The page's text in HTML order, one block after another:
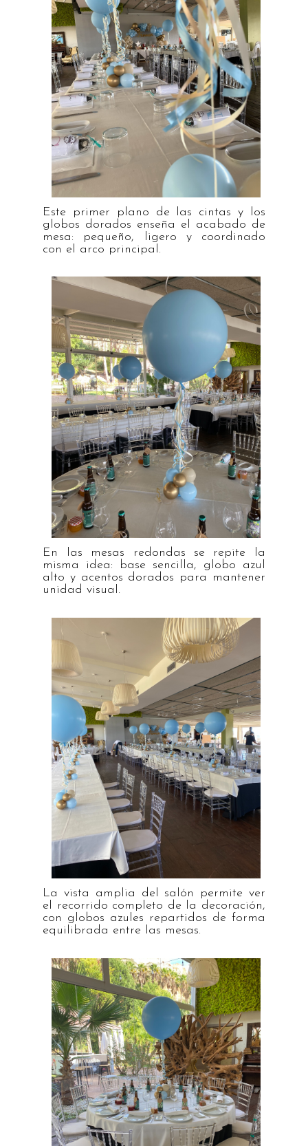
Este primer plano de las cintas y los
globos dorados enseña el acabado de
mesa: pequeño, ligero y coordinado
con el arco principal.
En las mesas redondas se repite la
misma idea: base sencilla, globo azul
alto y acentos dorados para mantener
unidad visual.
La vista amplia del salón permite ver
el recorrido completo de la decoración,
con globos azules repartidos de forma
equilibrada entre las mesas.